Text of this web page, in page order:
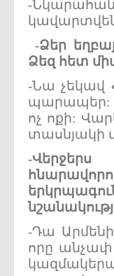
-
-Ձեր
Ձեզ հետ
-Նա չեկավ
պարապեր:
ոչ ոքի:
տասնյակի
-Վերջերս
-Դա
որը անչափ